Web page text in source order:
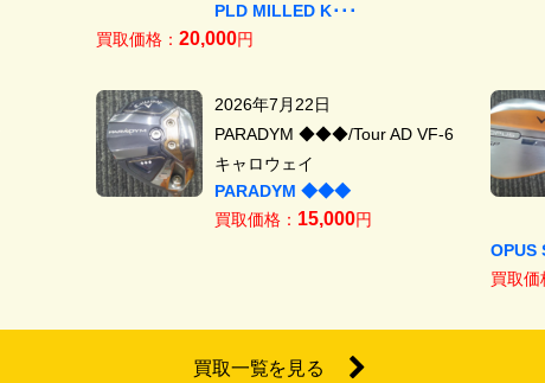
PLD MILLED K･･･
買取価格： 20,000円
2026年7月22日
PARADYM ◆◆◆/Tour AD VF-6
キャロウェイ
PARADYM ◆◆◆
買取価格： 15,000円
OPUS
買取価
買取一覧を見る